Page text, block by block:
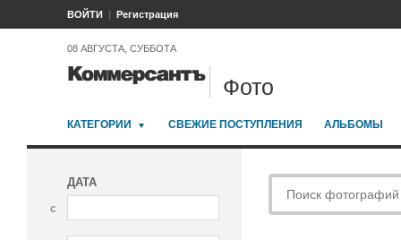
ВОЙТИ Регистрация
08 АВГУСТА, СУББОТА
Фото
КАТЕГОРИИ СВЕЖИЕ ПОСТУПЛЕНИЯ АЛЬБОМЫ
ДАТА
с